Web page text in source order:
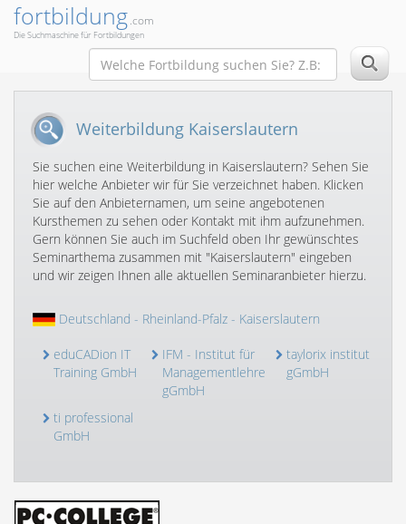
fortbildung.com
Die Suchmaschine für Fortbildungen
Weiterbildung Kaiserslautern
Sie suchen eine Weiterbildung in Kaiserslautern? Sehen Sie
hier welche Anbieter wir für Sie verzeichnet haben. Klicken
Sie auf den Anbieternamen, um seine angebotenen
Kursthemen zu sehen oder Kontakt mit ihm aufzunehmen.
Gern können Sie auch im Suchfeld oben Ihr gewünschtes
Seminarthema zusammen mit "Kaiserslautern" eingeben
und wir zeigen Ihnen alle aktuellen Seminaranbieter hierzu.
Deutschland - Rheinland-Pfalz - Kaiserslautern
eduCADion IT
Training GmbH
IFM - Institut für
Managementlehre
gGmbH
taylorix institut
gGmbH
ti professional
GmbH